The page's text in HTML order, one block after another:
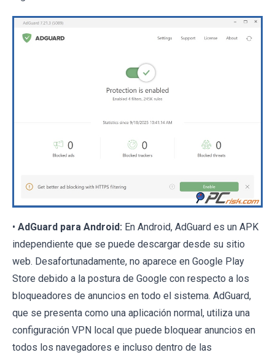
• AdGuard para Android: En Android, AdGuard es un APK
independiente que se puede descargar desde su sitio
web. Desafortunadamente, no aparece en Google Play
Store debido a la postura de Google con respecto a los
bloqueadores de anuncios en todo el sistema. AdGuard,
que se presenta como una aplicación normal, utiliza una
configuración VPN local que puede bloquear anuncios en
todos los navegadores e incluso dentro de las